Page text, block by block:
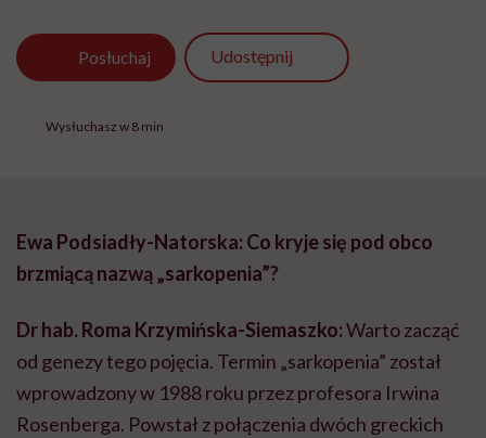
Posłuchaj Udostępnij
Wysłuchasz w 8 min
Ewa Podsiadły-Natorska: Co kryje się pod obco
brzmiącą nazwą „sarkopenia”?
Dr hab. Roma Krzymińska-Siemaszko:Warto zacząć
od genezy tego pojęcia. Termin „sarkopenia” został
wprowadzony w 1988 roku przez profesora Irwina
Rosenberga. Powstał z połączenia dwóch greckich